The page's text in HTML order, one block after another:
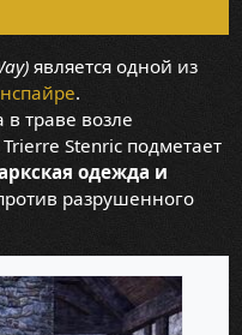
является одной из
.
в траве возле
Stenric подметает
одежда и
разрушенного